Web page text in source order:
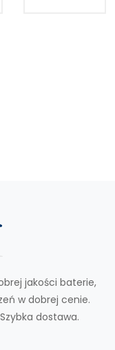
jakości baterie,
w dobrej cenie.
dostawa.